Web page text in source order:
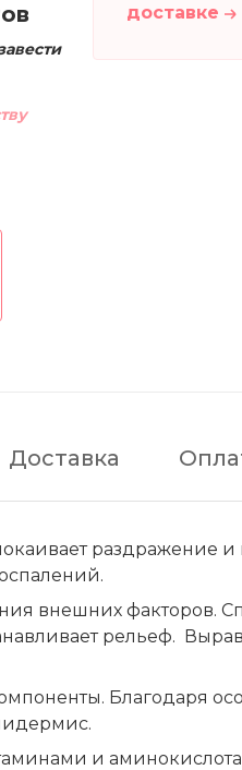
доставке
Доставка
раздражение и
внешних факторов.
рельеф.
Благодаря
и